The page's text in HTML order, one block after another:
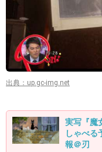
出典：up.gc-img.net
実写『魔
しゃべる
報＠刃